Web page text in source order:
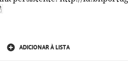
ADICIONAR À LISTA